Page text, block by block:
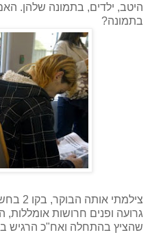
היטב, ילדים, בתמונה שלהן.
בתמונה?
גרועה ופנים חרושות
שהציץ בהתחלה ואח"כ הרגיש